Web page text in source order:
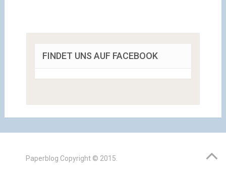
FINDET UNS AUF FACEBOOK
Paperblog Copyright © 2015.